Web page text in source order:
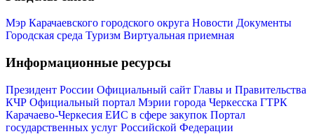
Мэр Карачаевского городского округа Новости Документы
Городская среда Туризм Виртуальная приемная
Информационные ресурсы
Президент России Официальный сайт Главы и Правительства
КЧР Официальный портал Мэрии города Черкесска ГТРК
Карачаево-Черкесия ЕИС в сфере закупок Портал
государственных услуг Российской Федерации